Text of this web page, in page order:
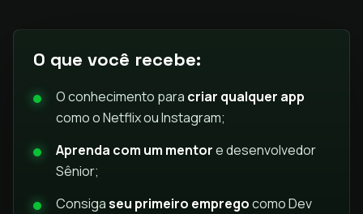
O que você recebe:
O conhecimento para criar qualquer app
como o Netflix ou Instagram;
Aprenda com um mentore desenvolvedor
Sênior;
Consigaseu primeiro empregocomo Dev